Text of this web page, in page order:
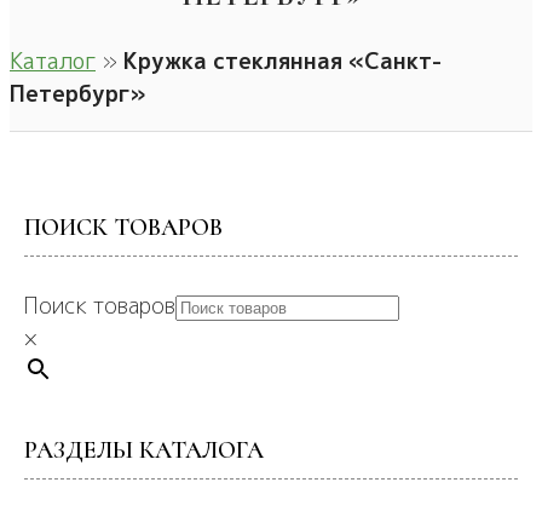
Каталог » Кружка стеклянная «Санкт-
Петербург»
ПОИСК ТОВАРОВ
Поиск товаров
×
РАЗДЕЛЫ КАТАЛОГА